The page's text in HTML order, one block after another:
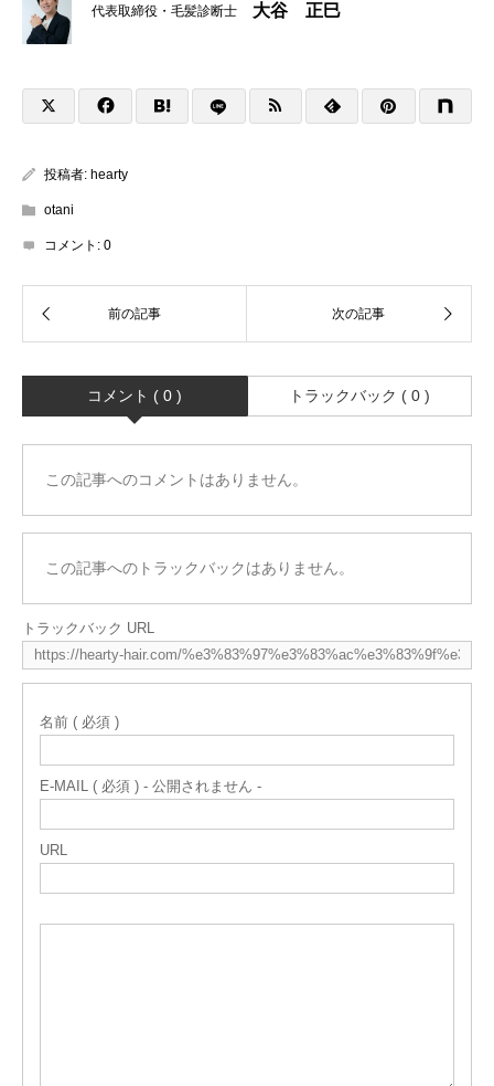
代表取締役・毛髪診断士 大谷 正巳
投稿者: hearty
otani
コメント: 0
コメント ( 0 ) トラックバック ( 0 )
この記事へのコメントはありません。
この記事へのトラックバックはありません。
トラックバック URL
名前 ( 必須 )
E-MAIL ( 必須 ) - 公開されません -
URL